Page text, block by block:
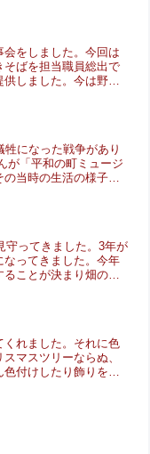
をしました。今回は
ばを担当職員総出で
しました。今は野菜
になった戦争があり
が「平和の町ミュージ
当時の生活の様子を
守ってきました。3年が
ってきました。今年
ことが決まり畑の看
くれました。それに色
マスツリーならぬ、
付けしたり飾りを選